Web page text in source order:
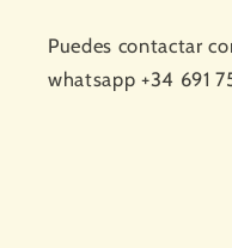
Puedes contactar
whatsapp +34 691